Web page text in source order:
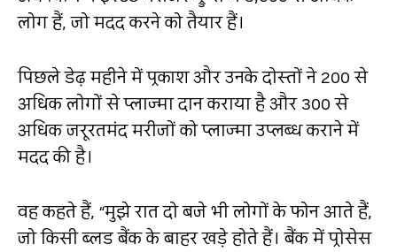
लोग हैं, जो मदद करने को तैयार हैं।
पिछले डेढ़ महीने में प्रकाश और उनके दोस्तों ने 200 से
अधिक लोगों से प्लाज्मा दान कराया है और 300 से
अधिक जरूरतमंद मरीजों को प्लाज्मा उप्लब्ध कराने में
मदद की है।
वह कहते हैं, “मुझे रात दो बजे भी लोगों के फोन आते हैं,
जो किसी ब्लड बैंक के बाहर खड़े होते हैं। बैंक में प्रोसेस